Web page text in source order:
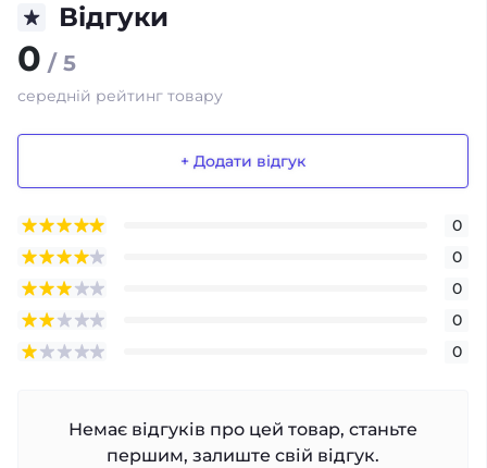
Відгуки
0 / 5
середній рейтинг товару
+ Додати відгук
0
0
0
0
0
Немає відгуків про цей товар, станьте
першим, залиште свій відгук.